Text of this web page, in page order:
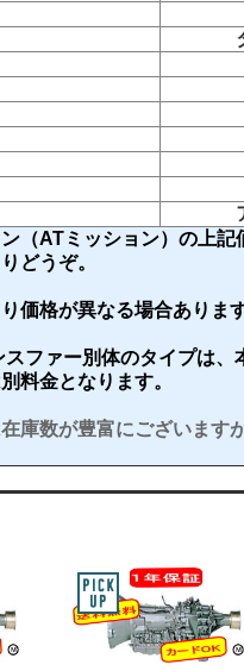
（ATミッション）の上記
どうぞ。
価格が異なる場合あります
ファー別体のタイプは、
料金となります。
庫数が豊富にございま